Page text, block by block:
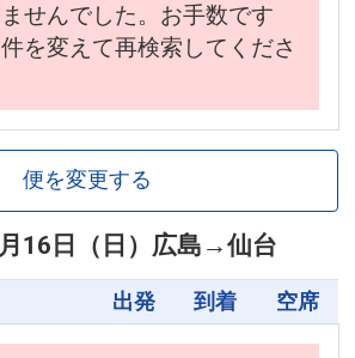
せんでした。お手数です
を変えて再検索してくださ
便を変更する
16日（日） 広島 →仙台
出発 到着 空席